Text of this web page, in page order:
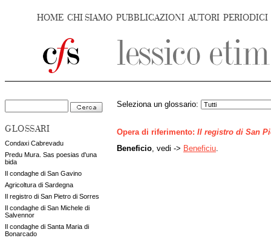
HOME CHI SIAMO PUBBLICAZIONI AUTORI PERIODICI
GLOSSARI
Condaxi Cabrevadu
Predu Mura. Sas poesias d'una
bida
Il condaghe di San Gavino
Agricoltura di Sardegna
Il registro di San Pietro di Sorres
Il condaghe di San Michele di
Salvennor
Il condaghe di Santa Maria di
Bonarcado
Seleziona un glossario:
Opera di riferimento: Il registro di San
Beneficio , vedi -> Beneficiu